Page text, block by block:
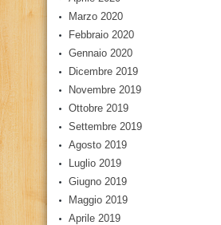
Marzo 2020
Febbraio 2020
Gennaio 2020
Dicembre 2019
Novembre 2019
Ottobre 2019
Settembre 2019
Agosto 2019
Luglio 2019
Giugno 2019
Maggio 2019
Aprile 2019